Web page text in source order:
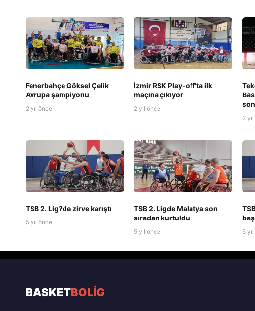
Fenerbahçe Göksel Çelik
Avrupa şampiyonu
2 yıl önce
İzmir RSK Play-off'ta ilk
maçına çıkıyor
2 yıl önce
2
TSB 2. Lig?de zirve karıştı
5 yıl önce
TSB 2. Ligde Malatya son
sıradan kurtuldu
5 yıl önce 5
BASKETBOLİG